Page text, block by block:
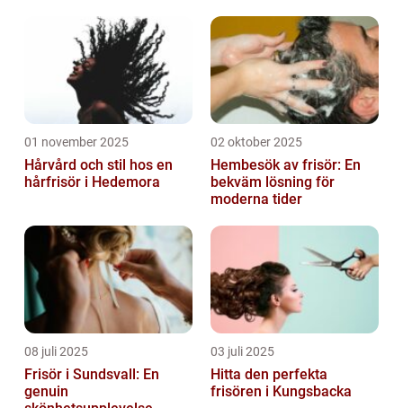
01 november 2025
Hårvård och stil hos en
hårfrisör i Hedemora
02 oktober 2025
Hembesök av frisör: En
bekväm lösning för
moderna tider
08 juli 2025
Frisör i Sundsvall: En
genuin
03 juli 2025
Hitta den perfekta
frisören i Kungsbacka